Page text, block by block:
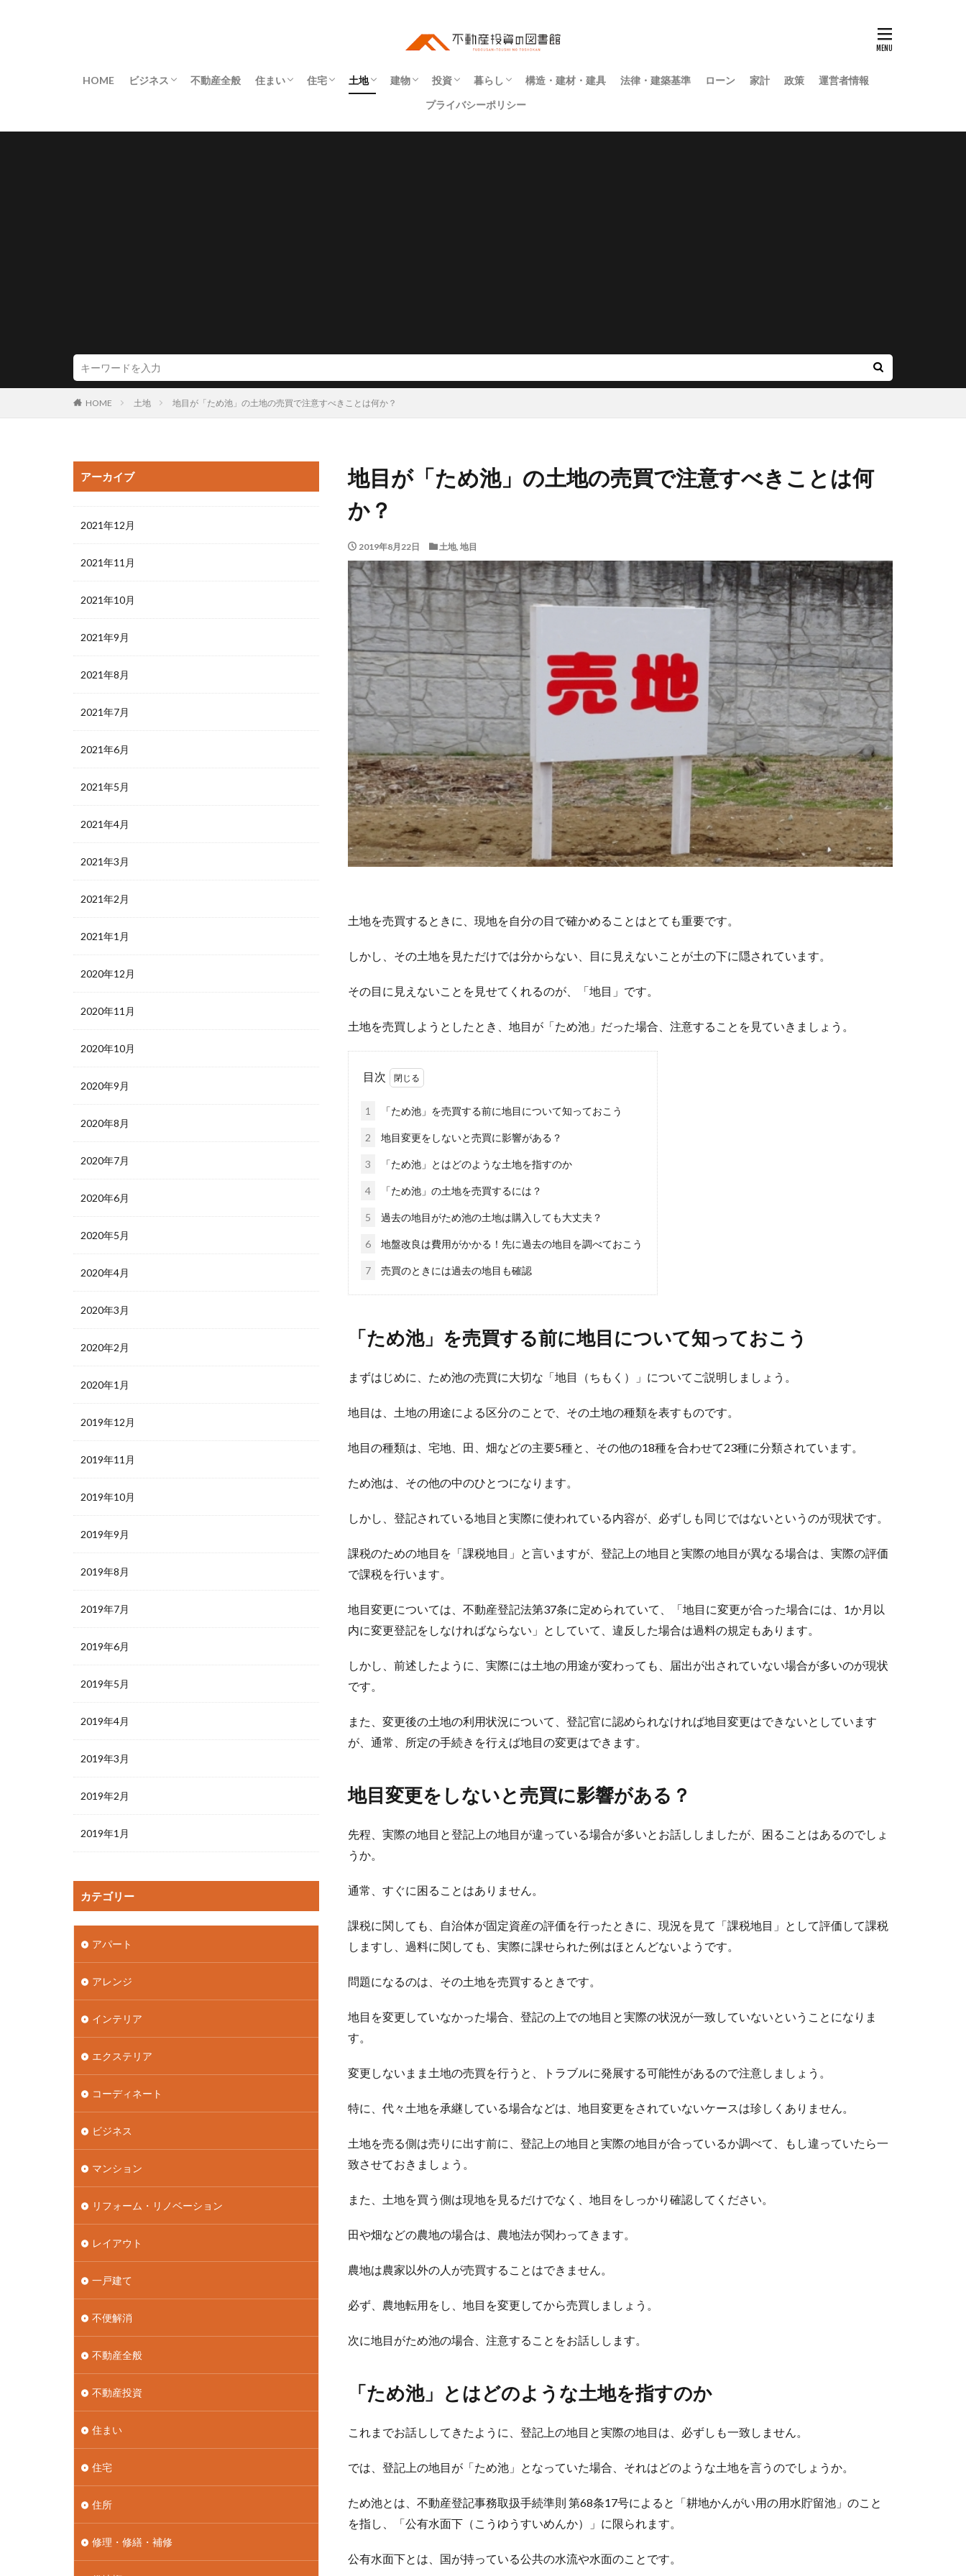
HOME ビジネス 不動産全般 住まい 住宅 土地 建物
インテリア
エクステリア
リフォーム・リノベーション
投資
不動産投資
暮らし
インフラ
同居
契約
権利
法令
物件探し
登記
構造・建材・建具 法律・建築基準 ローン 家計 政策
運営者情報
プライバシーポリシー
HOME 土地 地目が「ため池」の土地の売買で注意すべきことは何か？
地目が「ため池」の土地の売買で注意すべきことは何
か？
2019年8月22日 土地, 地目
土地を売買するときに、現地を自分の目で確かめることはとても重要です。
しかし、その土地を見ただけでは分からない、目に見えないことが土の下に隠されています。
その目に見えないことを見せてくれるのが、「地目」です。
土地を売買しようとしたとき、地目が「ため池」だった場合、注意することを見ていきましょう。
目次
1 「ため池」を売買する前に地目について知っておこう
2 地目変更をしないと売買に影響がある？
3 「ため池」とはどのような土地を指すのか
4 「ため池」の土地を売買するには？
5 過去の地目がため池の土地は購入しても大丈夫？
6 地盤改良は費用がかかる！先に過去の地目を調べておこう
7 売買のときには過去の地目も確認
「ため池」を売買する前に地目について知っておこう
まずはじめに、ため池の売買に大切な「地目（ちもく）」についてご説明しましょう。
地目は、土地の用途による区分のことで、その土地の種類を表すものです。
地目の種類は、宅地、田、畑などの主要5種と、その他の18種を合わせて23種に分類されています。
ため池は、その他の中のひとつになります。
しかし、登記されている地目と実際に使われている内容が、必ずしも同じではないというのが現状です。
課税のための地目を「課税地目」と言いますが、登記上の地目と実際の地目が異なる場合は、実際の評価
で課税を行います。
地目変更については、不動産登記法第37条に定められていて、「地目に変更が合った場合には、1か月以
内に変更登記をしなければならない」としていて、違反した場合は過料の規定もあります。
しかし、前述したように、実際には土地の用途が変わっても、届出が出されていない場合が多いのが現状
です。
また、変更後の土地の利用状況について、登記官に認められなければ地目変更はできないとしています
が、通常、所定の手続きを行えば地目の変更はできます。
地目変更をしないと売買に影響がある？
先程、実際の地目と登記上の地目が違っている場合が多いとお話ししましたが、困ることはあるのでしょ
うか。
通常、すぐに困ることはありません。
課税に関しても、自治体が固定資産の評価を行ったときに、現況を見て「課税地目」として評価して課税
しますし、過料に関しても、実際に課せられた例はほとんどないようです。
問題になるのは、その土地を売買するときです。
地目を変更していなかった場合、登記の上での地目と実際の状況が一致していないということになりま
す。
変更しないまま土地の売買を行うと、トラブルに発展する可能性があるので注意しましょう。
特に、代々土地を承継している場合などは、地目変更をされていないケースは珍しくありません。
土地を売る側は売りに出す前に、登記上の地目と実際の地目が合っているか調べて、もし違っていたら一
致させておきましょう。
また、土地を買う側は現地を見るだけでなく、地目をしっかり確認してください。
田や畑などの農地の場合は、農地法が関わってきます。
農地は農家以外の人が売買することはできません。
必ず、農地転用をし、地目を変更してから売買しましょう。
次に地目がため池の場合、注意することをお話しします。
「ため池」とはどのような土地を指すのか
これまでお話ししてきたように、登記上の地目と実際の地目は、必ずしも一致しません。
では、登記上の地目が「ため池」となっていた場合、それはどのような土地を言うのでしょうか。
ため池とは、不動産登記事務取扱手続準則 第68条17号によると「耕地かんがい用の用水貯留池」のこと
を指し、「公有水面下（こうゆうすいめんか）」に限られます。
公有水面下とは、国が持っている公共の水流や水面のことです。
アーカイブ
2021年12月
2021年11月
2021年10月
2021年9月
2021年8月
2021年7月
2021年6月
2021年5月
2021年4月
2021年3月
2021年2月
2021年1月
2020年12月
2020年11月
2020年10月
2020年9月
2020年8月
2020年7月
2020年6月
2020年5月
2020年4月
2020年3月
2020年2月
2020年1月
2019年12月
2019年11月
2019年10月
2019年9月
2019年8月
2019年7月
2019年6月
2019年5月
2019年4月
2019年3月
2019年2月
2019年1月
カテゴリー
アパート
アレンジ
インテリア
エクステリア
コーディネート
ビジネス
マンション
リフォーム・リノベーション
レイアウト
一戸建て
不便解消
不動産全般
不動産投資
住まい
住宅
住所
修理・修繕・補修